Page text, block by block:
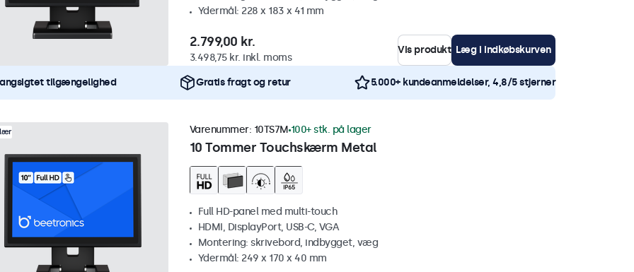
Ydermål: 228 x 183 x 41 mm
2.799,00 kr.
3.498,75 kr. inkl. moms
Vis produkt Læg i indkøbskurven
tilgængelighed Gratis fragt og retur 5.000+ kundeanmeldelser, 4,8/5 stjerner
10 Tommer Touchskærm Metal
Varenummer: 10TS7M 100+ stk. på lager
Full HD-panel med multi-touch
HDMI, DisplayPort, USB-C, VGA
Montering: skrivebord, indbygget, væg
Ydermål: 249 x 170 x 40 mm